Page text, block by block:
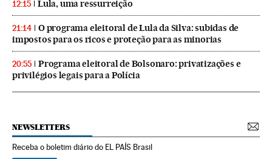
12:15 Lula, uma ressurreição
21:14
O programa eleitoral de Lula da Silva: subidas de
impostos para os ricos e proteção para as minorias
20:55
Programa eleitoral de Bolsonaro: privatizações e
privilégios legais para a Polícia
NEWSLETTERS
Receba o boletim diário do EL PAÍS Brasil